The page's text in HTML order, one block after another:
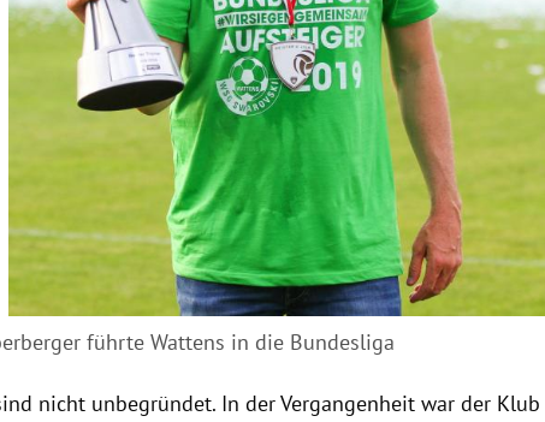
führte Wattens in die Bundesliga
nicht unbegründet. In der Vergangenheit war der